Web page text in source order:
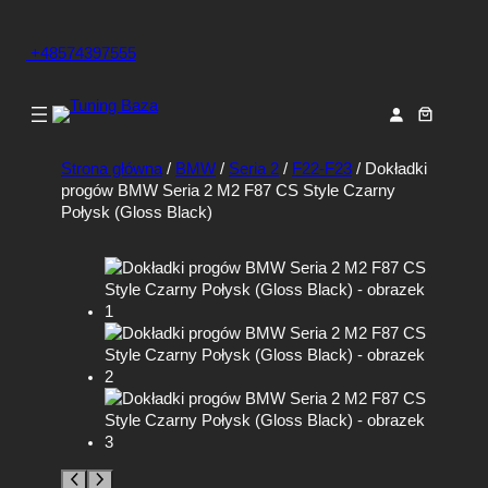
+48574397555
Strona główna / BMW / Seria 2 / F22-F23 / Dokładki
progów BMW Seria 2 M2 F87 CS Style Czarny
Połysk (Gloss Black)